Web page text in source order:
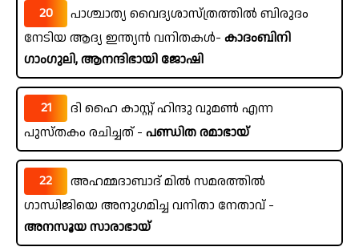
20
പാശ്ചാത്യ വൈദ്യശാസ്ത്രത്തിൽ ബിരുദം
നേടിയ ആദ്യ ഇന്ത്യൻ വനിതകൾ- കാദംബിനി
ഗാംഗുലി, ആനന്ദിഭായി ജോഷി
21
ദി ഹൈ കാസ്റ്റ് ഹിന്ദു വുമൺ എന്ന
പുസ്തകം രചിച്ചത് - പണ്ഡിത രമാഭായ്
22
അഹമ്മദാബാദ് മിൽ സമരത്തിൽ
ഗാന്ധിജിയെ അനുഗമിച്ച വനിതാ നേതാവ് -
അനസൂയ സാരാഭായ്